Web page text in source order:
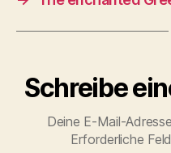
Schreibe
Deine E-Mail-
Erforderliche